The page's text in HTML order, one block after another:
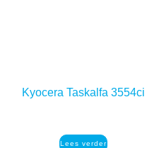
Kyocera Taskalfa 3554ci
Lees verder